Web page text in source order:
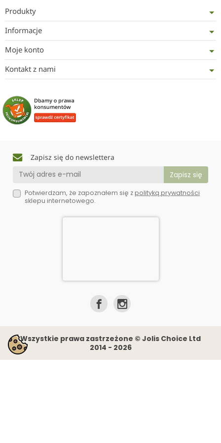
Produkty
Informacje
Moje konto
Kontakt z nami
Zapisz się do newslettera
Potwierdzam, że zapoznałem się zpolityką prywatności
sklepu internetowego.
Wszystkie prawa zastrzeżone © Jolis Choice Ltd
2014 - 2026